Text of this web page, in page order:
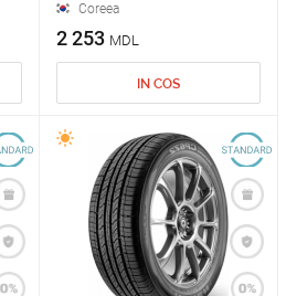
Coreea
2 253 MDL
IN COS